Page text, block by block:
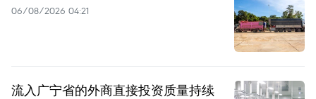
06/08/2026 04:21
流入广宁省的外商直接投资质量持续